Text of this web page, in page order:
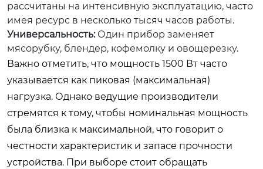
рассчитаны на интенсивную эксплуатацию, часто
имея ресурс в несколько тысяч часов работы.
Универсальность:Один прибор заменяет
мясорубку, блендер, кофемолку и овощерезку.
Важно отметить, что мощность 1500 Вт часто
указывается как пиковая (максимальная)
нагрузка. Однако ведущие производители
стремятся к тому, чтобы номинальная мощность
была близка к максимальной, что говорит о
честности характеристик и запасе прочности
устройства. При выборе стоит обращать